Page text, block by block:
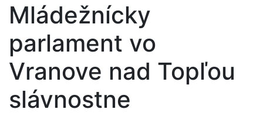
Mládežnícky
parlament vo
Vranove nad Topľou
slávnostne